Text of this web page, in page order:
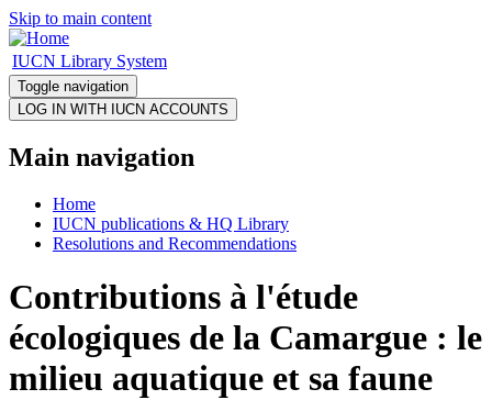
Skip to main content
IUCN Library System
Toggle navigation
Main navigation
Home
IUCN publications & HQ Library
Resolutions and Recommendations
Contributions à l'étude
écologiques de la Camargue : le
milieu aquatique et sa faune